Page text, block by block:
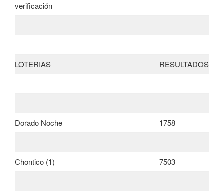
verificación
LOTERIAS RESULTADOS
Dorado Noche 1758
Chontico (1) 7503